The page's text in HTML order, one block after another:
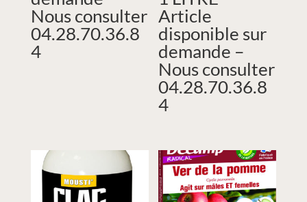
Nous consulter
04.28.70.36.8
4
Article
disponible sur
demande –
Nous consulter
04.28.70.36.8
4